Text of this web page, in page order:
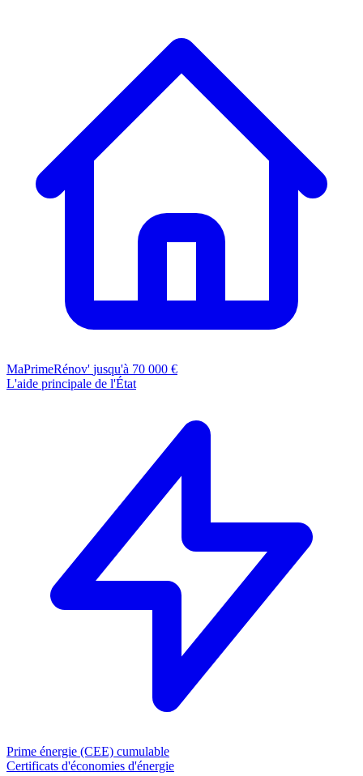
MaPrimeRénov' jusqu'à 70 000 €
L'aide principale de l'État
Prime énergie (CEE) cumulable
Certificats d'économies d'énergie